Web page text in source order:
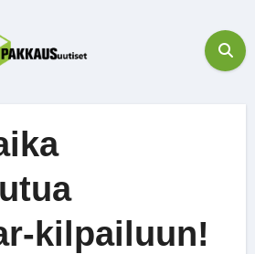
kilpailuun!